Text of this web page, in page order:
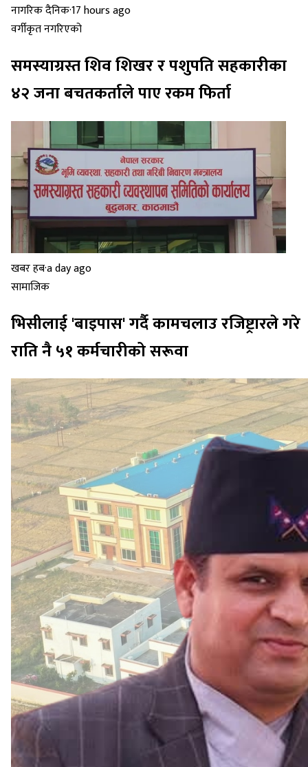
नागरिक दैनिक·17 hours ago
वर्गीकृत नगरिएको
समस्याग्रस्त शिव शिखर र पशुपति सहकारीका
४२ जना बचतकर्ताले पाए रकम फिर्ता
खबर हब·a day ago
सामाजिक
भिसीलाई 'बाइपास' गर्दै कामचलाउ रजिष्ट्रारले गरे
राति नै ५१ कर्मचारीको सरूवा